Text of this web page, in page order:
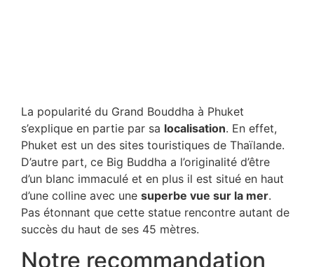
La popularité du Grand Bouddha à Phuket
s’explique en partie par sa localisation. En effet,
Phuket est un des sites touristiques de Thaïlande.
D’autre part, ce Big Buddha a l’originalité d’être
d’un blanc immaculé et en plus il est situé en haut
d’une colline avec une superbe vue sur la mer.
Pas étonnant que cette statue rencontre autant de
succès du haut de ses 45 mètres.
Notre recommandation